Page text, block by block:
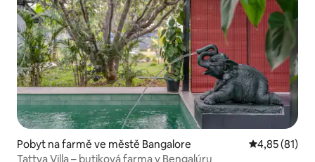
Pobyt na farmě ve městě Bangalore Průměrné
4,85 (81)
Tattva Villa – butiková farma v Bengalúru